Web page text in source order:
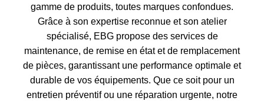
gamme de produits, toutes marques confondues.
Grâce à son expertise reconnue et son atelier
spécialisé, EBG propose des services de
maintenance, de remise en état et de remplacement
de pièces, garantissant une performance optimale et
durable de vos équipements. Que ce soit pour un
entretien préventif ou une réparation urgente, notre